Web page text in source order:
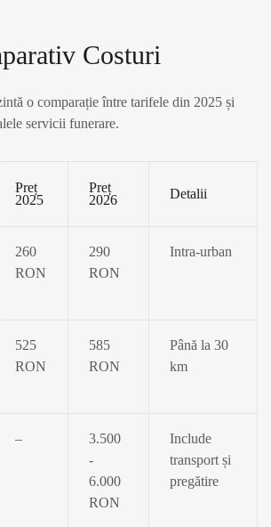
Costuri
o comparație între tarifele din 2025 și
servicii funerare.
Preț
2025
Preț
2026
Detalii
260
RON
290
RON
Intra-urban
525
RON
585
RON
Până la 30
km
–
3.500
-
6.000
RON
Include
transport și
pregătire